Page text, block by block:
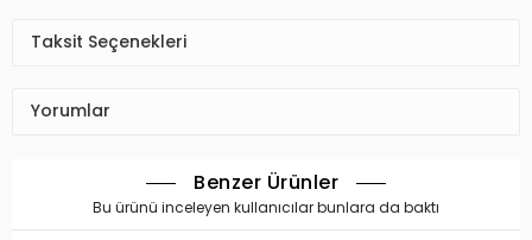
Taksit Seçenekleri
Yorumlar
Benzer Ürünler
Bu ürünü inceleyen kullanıcılar bunlara da baktı